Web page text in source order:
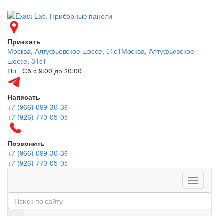
Приехать
Москва, Алтуфьевское шоссе, 31с1 Москва, Алтуфьевское
шоссе, 31с1
Пн - Сб с 9:00 до 20:00
Написать
+7 (966) 099-30-36
+7 (926) 770-05-05
Позвонить
+7 (966) 099-30-36
+7 (926) 770-05-05
Меню